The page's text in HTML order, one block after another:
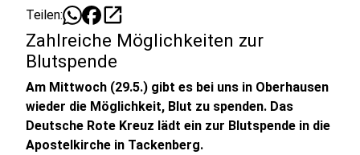
Teilen: open_in_new
Zahlreiche Möglichkeiten zur
Blutspende
Am Mittwoch (29.5.) gibt es bei uns in Oberhausen
wieder die Möglichkeit, Blut zu spenden. Das
Deutsche Rote Kreuz lädt ein zur Blutspende in die
Apostelkirche in Tackenberg.